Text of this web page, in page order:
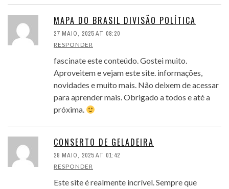
MAPA DO BRASIL DIVISÃO POLÍTICA
27 MAIO, 2025 AT 08:20
RESPONDER
fascinate este conteúdo. Gostei muito.
Aproveitem e vejam este site. informações,
novidades e muito mais. Não deixem de acessar
para aprender mais. Obrigado a todos e até a
próxima.
CONSERTO DE GELADEIRA
28 MAIO, 2025 AT 01:42
RESPONDER
Este site é realmente incrível. Sempre que